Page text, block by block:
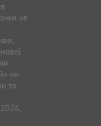
не
чи
та